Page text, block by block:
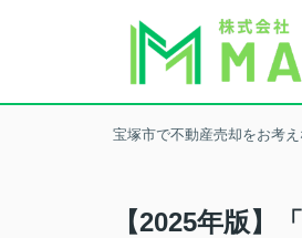
宝塚市で不動産売却をお考
【2025年版】